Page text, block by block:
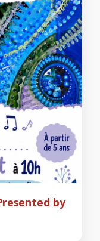
by